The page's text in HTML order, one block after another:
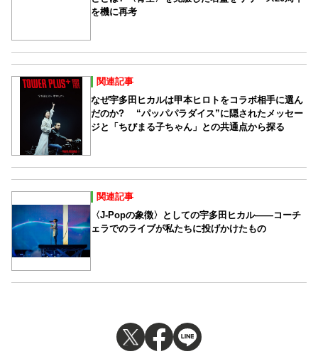
を機に再考
関連記事
なぜ宇多田ヒカルは甲本ヒロトをコラボ相手に選ん
だのか? “パッパパラダイス”に隠されたメッセー
ジと「ちびまる子ちゃん」との共通点から探る
関連記事
〈J-Popの象徴〉としての宇多田ヒカル――コーチ
ェラでのライブが私たちに投げかけたもの